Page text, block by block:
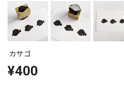
カサゴ
¥400